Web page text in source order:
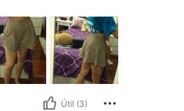
Útil (3)